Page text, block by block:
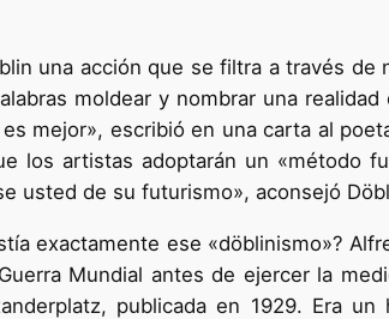
una acción que se filtra a través
moldear y nombrar una
mejor», escribió en una carta al
los artistas adoptarán un «método
usted de su futurismo», aconsejó
exactamente ese «döblinismo»?
Mundial antes de ejercer la
publicada en 1929. Era